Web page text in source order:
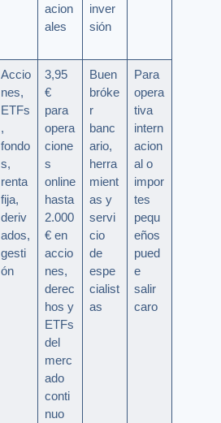
acion
ales
inver
sión
Accio
nes,
ETFs
,
fondo
s,
renta
fija,
deriv
ados,
gesti
ón
3,95
€
para
opera
cione
s
online
hasta
2.000
€ en
accio
nes,
derec
hos y
ETFs
del
merc
ado
conti
nuo
Buen
bróke
r
banc
ario,
herra
mient
as y
servi
cio
de
espe
cialist
as
Para
opera
tiva
intern
acion
al o
impor
tes
pequ
eños
pued
e
salir
caro